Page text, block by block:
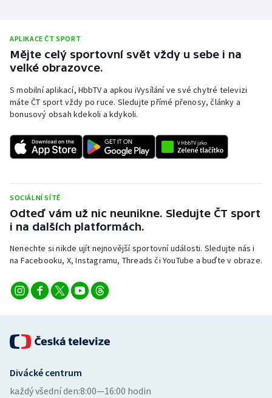
Plážový volejbal
Rychlobruslení
Rychlostní kanoistika
Sportovní střelba
Stolní tenis
Triatlon
Veslování
Volejbal
Ostatní
APLIKACE ČT SPORT
Mějte celý sportovní svět vždy u sebe i na
velké obrazovce.
S mobilní aplikací, HbbTV a apkou iVysílání ve své chytré televizi
máte ČT sport vždy po ruce. Sledujte přímé přenosy, články a
bonusový obsah kdekoli a kdykoli.
SOCIÁLNÍ SÍTĚ
Odteď vám už nic neunikne. Sledujte ČT sport
i na dalších platformách.
Nenechte si nikde ujít nejnovější sportovní události. Sledujte nás i
na Facebooku, X, Instagramu, Threads či YouTube a buďte v obraze.
Divácké centrum
každý všední den:8:00—16:00 hodin